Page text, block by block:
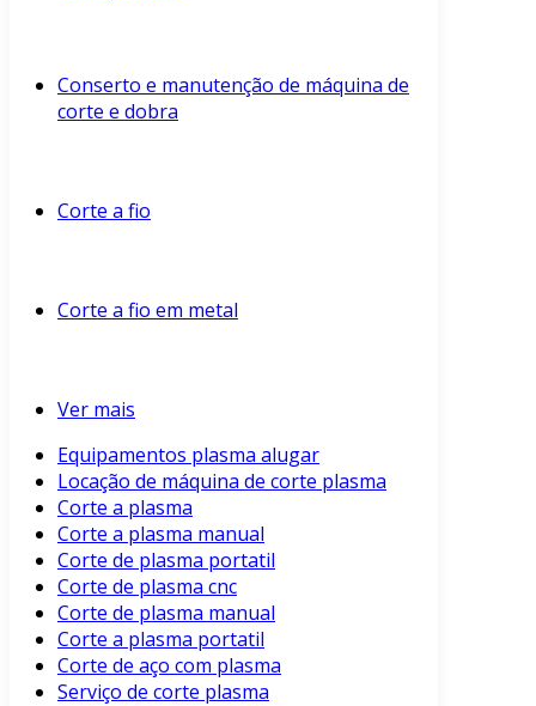
Conserto e manutenção de máquina de
corte e dobra
Corte a fio
Corte a fio em metal
Ver mais
Equipamentos plasma alugar
Locação de máquina de corte plasma
Corte a plasma
Corte a plasma manual
Corte de plasma portatil
Corte de plasma cnc
Corte de plasma manual
Corte a plasma portatil
Corte de aço com plasma
Serviço de corte plasma